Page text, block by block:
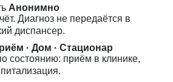
Анонимно
Диагноз не передаётся в
диспансер.
· Дом · Стационар
состоянию: приём в клинике,